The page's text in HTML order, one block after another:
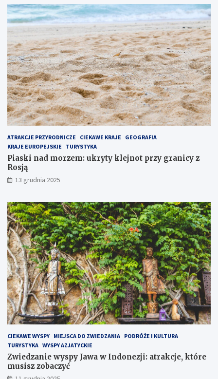
j
p
o
p
u
l
a
r
n
i
e
j
s
z
e
m
i
e
j
s
e
n
a
P
ó
ł
w
y
s
p
i
e
H
e
s
k
i
m
?
t
p
r
z
y
g
r
a
n
i
c
y
z
R
o
s
j
ą
ATRAKCJE PRZYRODNICZE CIEKAWE KRAJE
GEOGRAFIA
KRAJE EUROPEJSKIE
TURYSTYKA
Piaski nad morzem: ukryty klejnot przy granicy z
Rosją
13 grudnia 2025
CIEKAWE WYSPY MIEJSCA DO ZWIEDZANIA PODRÓŻE I KULTURA
TURYSTYKA WYSPY AZJATYCKIE
Zwiedzanie wyspy Jawa w Indonezji: atrakcje, które
musisz zobaczyć